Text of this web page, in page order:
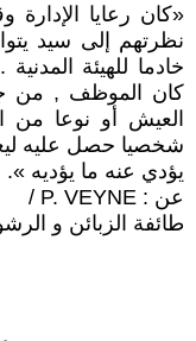
«كان رعايا
نظرتهم إلى سيد
خادما للهيئة
كان الموظف , من
العيش أو نوعا من
شخصيا حصل عليه
يؤدي عنه ما يؤديه ».
عن : P. VEYNE /
طائفة الزبائن و